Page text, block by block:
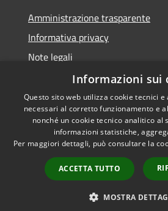
Amministrazione trasparente
Informativa privacy
Note legali
Dichiarazione di accessibilità
RSS
Accessibilità
Informazioni sui
Questo sito web utilizza cookie tecnici
necessari al corretto funzionamento e
nonché un cookie tecnico analitico al
informazioni statistiche,
Per maggiori dettagli, può consultare la
ACCETTA TUTTO
MOSTRA